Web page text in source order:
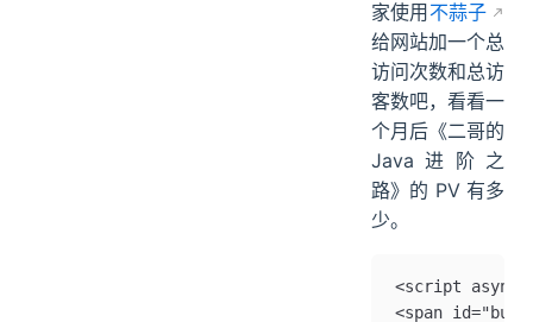
最后，再带着大
家使用 不蒜子
给网站加一个总
客数吧，看看一
个月后《二哥的